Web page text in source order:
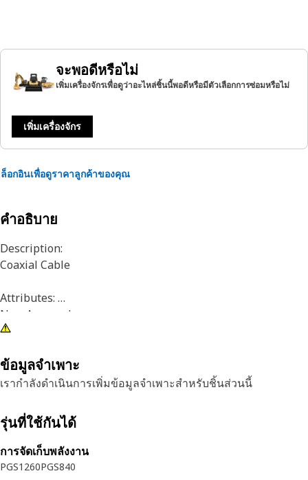
จะพอดีหรือไม่
เพิ่มเครื่องจักรเพื่อดูว่าอะไหล่ชิ้นนี้พอดีหรือมีตัวเลือกการซ่อมหรือไม่
เพิ่มเครื่องจักร
ล็อกอินเพื่อดูราคาลูกค้าของคุณ
คำอธิบาย
Description:
Coaxial Cable
Attributes:
Non-Armored
Recommended Application:
All work environments
ข้อมูลจำเพาะ
เรากำลังดำเนินการเพิ่มข้อมูลจำเพาะสำหรับชิ้นส่วนนี้
รุ่นที่ใช้กันได้
การจัดเก็บพลังงาน
PGS1260PGS840